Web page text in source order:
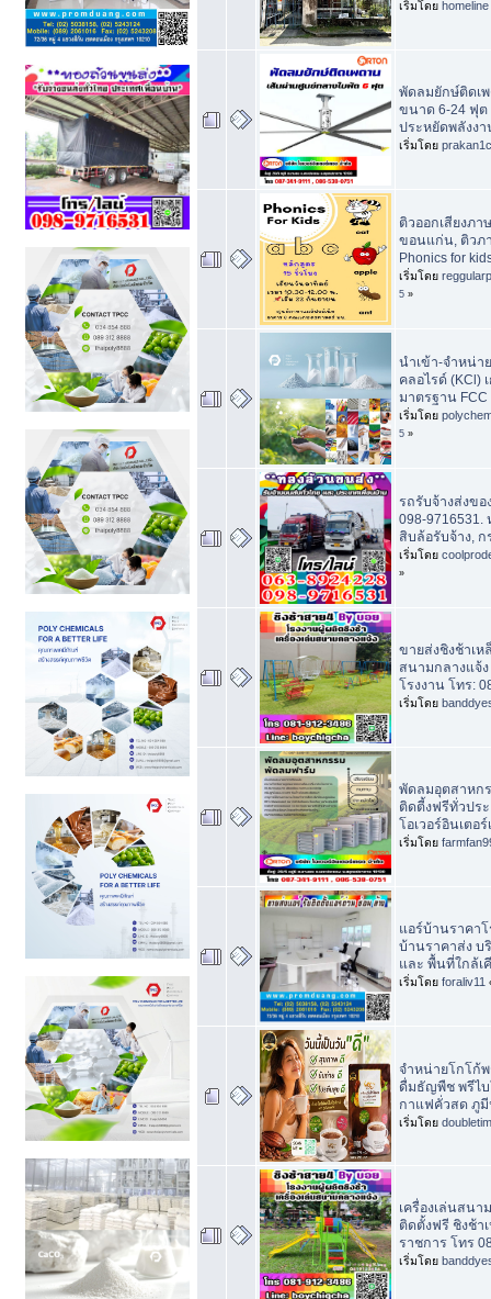
เริ่มโดย homeline
พัดลมยักษ์ติดเ
ขนาด 6-24 ฟุต
ประหยัดพลังงา
เริ่มโดย prakan1c
ติวออกเสียงภา
ขอนแก่น, ติวภ
Phonics for
เริ่มโดย
5 »
นำเข้า-จำหน่า
คลอไรด์ (KCl)
มาตรฐาน FCC
เริ่มโดย
5 »
รถรับจ้างส่งขอ
098-9716531.
สิบล้อรับจ้าง, ก
เริ่มโดย
»
ขายส่งชิงช้าเห
สนามกลางแจ้
โรงงาน โทร:
เริ่มโดย
พัดลมอุตสาหก
ติดตี้งฟรีทั่วปร
โอเวอร์อินเตอ
เริ่มโดย
แอร์บ้านราคาโ
บ้านราคาส่ง บ
และ พื้นที่ใกล้เ
เริ่มโดย foraliv11
จำหน่ายโกโก้พ
ดื่มธัญพืช พรีไบ
กาแฟคั่วสด ภู
เริ่มโดย
เครื่องเล่นสนา
ติดตั้งฟรี ชิงช้า
ราชการ โทร
เริ่มโดย